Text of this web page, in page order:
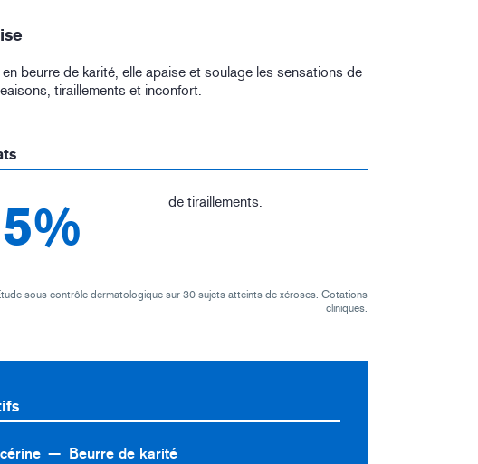
en beurre de karité, elle apaise et soulage les sensations de
tiraillements et inconfort.
de tiraillements.
sous contrôle dermatologique sur 30 sujets atteints de xéroses. Cotations
cliniques.
Beurre de karité